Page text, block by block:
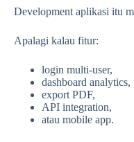
Development aplikasi itu
Apalagi kalau fitur:
login multi-user,
dashboard analytics,
export PDF,
API integration,
atau mobile app.